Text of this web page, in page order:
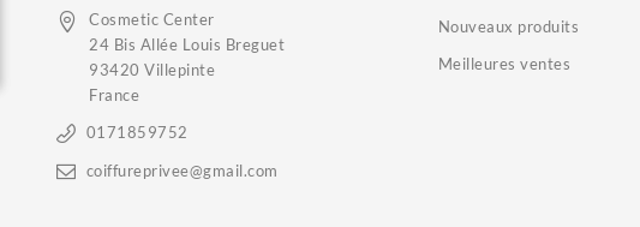
Cosmetic Center
24 Bis Allée Louis Breguet
93420 Villepinte
France
0171859752
coiffureprivee@gmail.com
Nouveaux produits
Meilleures ventes